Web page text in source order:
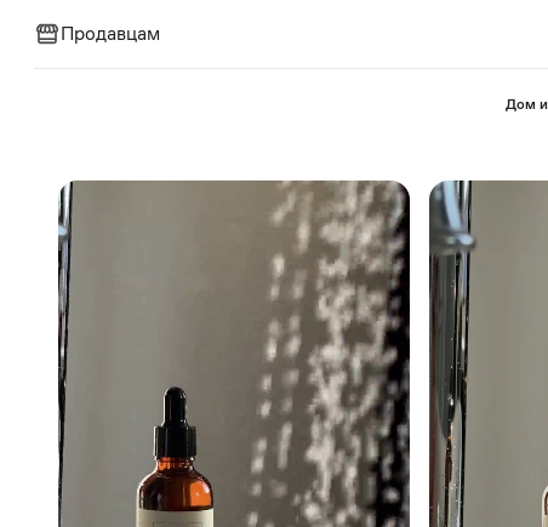
Продавцам
⁠Дом и